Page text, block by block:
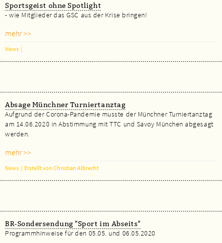
Sportsgeist ohne Spotlight
- wie Mitglieder das GSC aus der Krise bringen!
mehr >>
News |
Absage Münchner Turniertanztag
Aufgrund der Corona-Pandemie musste der Münchner Turniertanztag
am 14.06.2020 in Abstimmung mit TTC und Savoy München abgesagt
werden.
mehr >>
News | Erstellt von Christian Albrecht
BR-Sondersendung "Sport im Abseits"
Programmhinweise für den 05.05. und 06.05.2020